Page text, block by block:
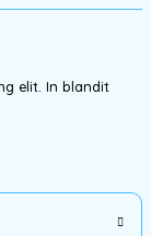
elit. In blandit